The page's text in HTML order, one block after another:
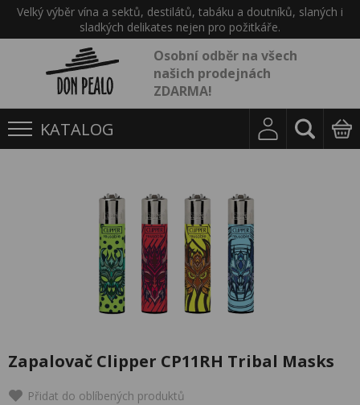
Velký výběr vína a sektů, destilátů, tabáku a doutníků, slaných i
sladkých delikates nejen pro požitkáře.
Osobní odběr na všech
našich prodejnách
ZDARMA!
KATALOG
Zapalovač Clipper CP11RH Tribal Masks
Přidat do oblíbených produktů